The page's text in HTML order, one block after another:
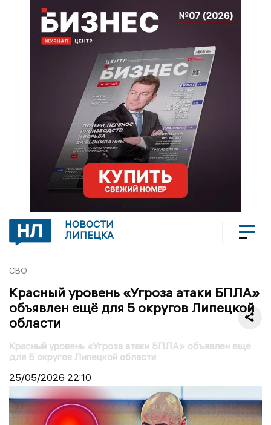
НОВОСТИ
ЛИПЕЦКА
СВО
Красный уровень «Угроза атаки БПЛА»
объявлен ещё для 5 округов Липецкой
области
Красный уровень «Угроза атаки БПЛА» объявлен ещё
для 5 округов Липецкой области
25/05/2026 22:10